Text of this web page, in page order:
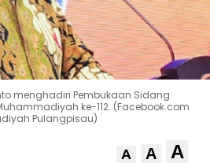
menghadiri Pembukaan Sidang
ke-112. (Facebook.com
Pulangpisau)
A A A